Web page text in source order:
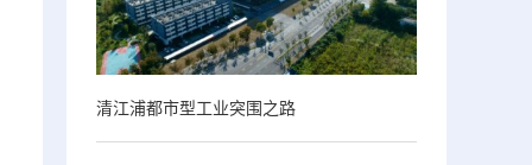
清江浦都市型工业突围之路